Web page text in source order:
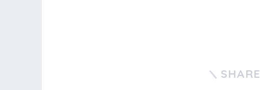
SHARE